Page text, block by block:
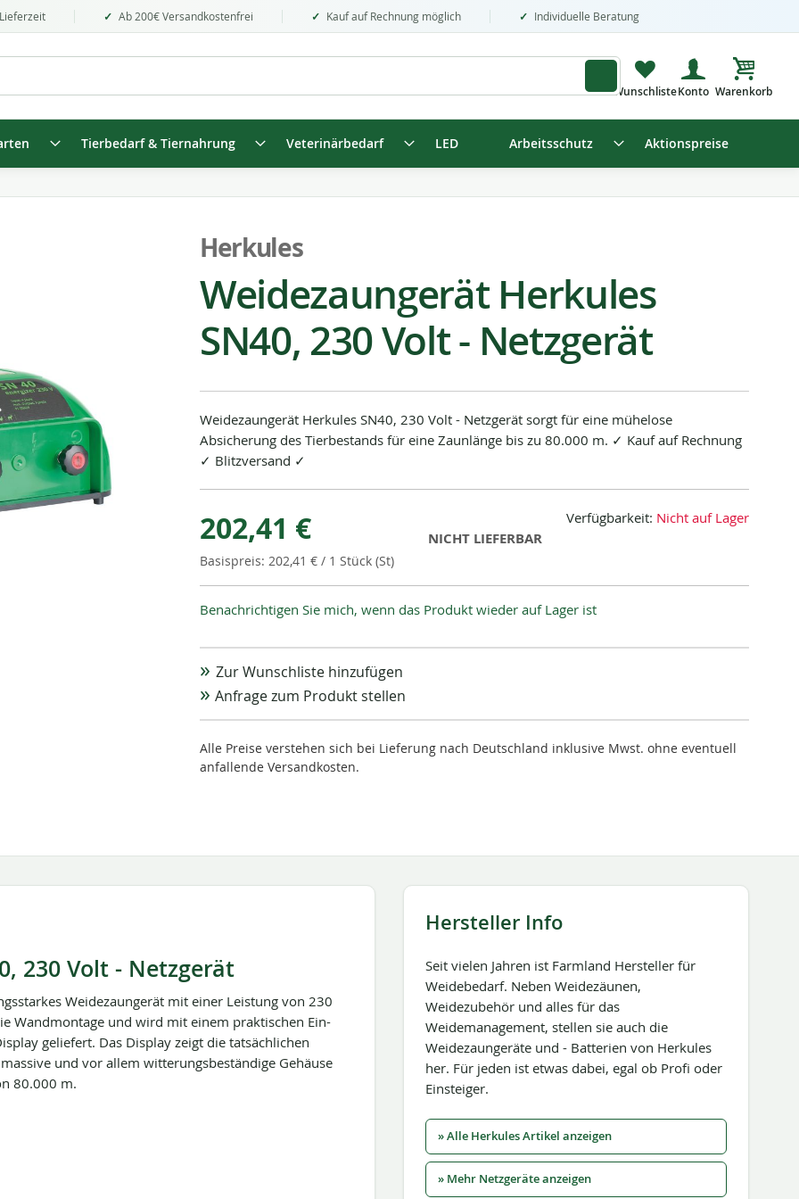
Ab 200€ Versandkostenfrei Kauf auf Rechnung möglich Individuelle Beratung
Mein
Tierbedarf & Tiernahrung Veterinärbedarf LED Arbeitsschutz Aktionspreise
Herkules
Weidezaungerät Herkules
SN40, 230 Volt - Netzgerät
Weidezaungerät Herkules SN40, 230 Volt - Netzgerät sorgt für eine mühelose
Absicherung des Tierbestands für eine Zaunlänge bis zu 80.000 m. ✓ Kauf auf Rechnung
✓ Blitzversand ✓
202,41 €
202,41 € / 1 Stück (St)
Verfügbarkeit: Nicht auf Lager
NICHT LIEFERBAR
Benachrichtigen Sie mich, wenn das Produkt wieder auf Lager ist
Zur Wunschliste hinzufügen
Anfrage zum Produkt stellen
Alle Preise verstehen sich bei Lieferung nach Deutschland inklusive Mwst. ohne eventuell
anfallende Versandkosten.
230 Volt - Netzgerät
Weidezaungerät mit einer Leistung von 230
Wandmontage und wird mit einem praktischen Ein-
geliefert. Das Display zeigt die tatsächlichen
und vor allem witterungsbeständige Gehäuse
80.000 m.
Hersteller Info
Seit vielen Jahren ist Farmland Hersteller für
Weidebedarf. Neben Weidezäunen,
Weidezubehör und alles für das
Weidemanagement, stellen sie auch die
Weidezaungeräte und - Batterien von Herkules
her. Für jeden ist etwas dabei, egal ob Profi oder
Einsteiger.
» Alle Herkules Artikel anzeigen
» Mehr Netzgeräte anzeigen